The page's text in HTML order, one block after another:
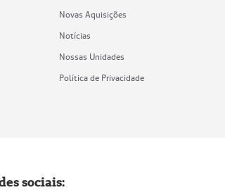
Novas Aquisições
Notícias
Nossas Unidades
Política de Privacidade
sociais: